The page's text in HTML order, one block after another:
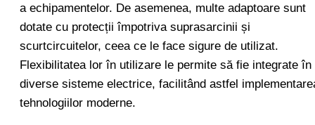
a echipamentelor. De asemenea, multe adaptoare sunt
dotate cu protecții împotriva suprasarcinii și
scurtcircuitelor, ceea ce le face sigure de utilizat.
Flexibilitatea lor în utilizare le permite să fie integrate în
diverse sisteme electrice, facilitând astfel
tehnologiilor moderne.